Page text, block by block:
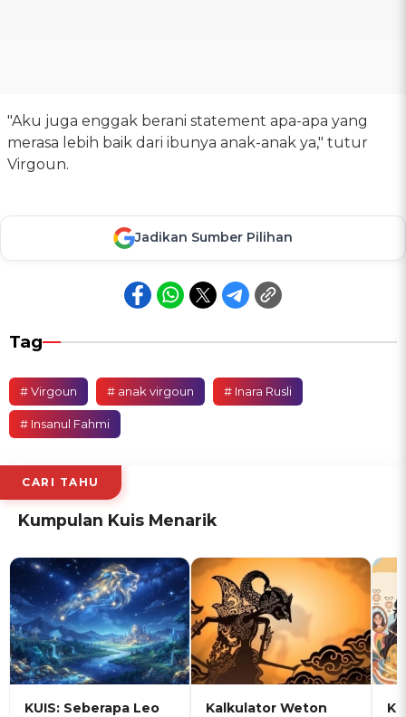
"Aku juga enggak berani statement apa-apa yang
merasa lebih baik dari ibunya anak-anak ya," tutur
Virgoun.
Jadikan Sumber Pilihan
Tag
# Virgoun # anak virgoun # Inara Rusli
# Insanul Fahmi
CARI TAHU
Kumpulan Kuis Menarik
KUIS: Seberapa Leo
Kalkulator Weton